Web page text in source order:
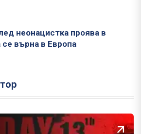
неонацистка проява в
върна в Европа